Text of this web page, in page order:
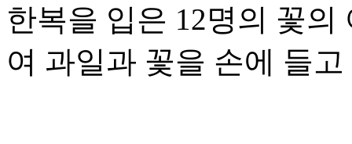
한복을 입은 12명의 꽃
여 과일과 꽃을 손에 들